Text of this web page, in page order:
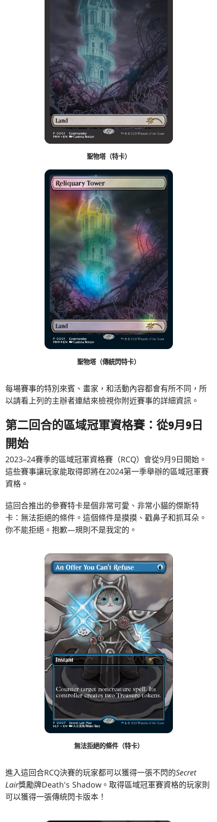
聖物塔（特卡）
聖物塔（傳統閃特卡）
每場賽事的特別來賓、畫家，和活動內容都會有所不同，所
以請看上列的主辦者連結來檢視你附近賽事的詳細資訊。
第二回合的區域冠軍資格賽：從9月9日
開始
2023–24賽季的區域冠軍資格賽（RCQ）會從9月9日開始。
這些賽事讓玩家能取得即將在2024第一季舉辦的區域冠軍賽
資格。
這回合推出的參賽特卡是個非常可愛、非常小貓的傑斯特
卡：無法拒絕的條件。這個條件是摸摸、戳鼻子和抓耳朵。
你不能拒絕。抱歉—規則不是我定的。
無法拒絕的條件（特卡）
進入這回合RCQ決賽的玩家都可以獲得一張不閃的Secret
Lair獎勵牌Death's Shadow。取得區域冠軍賽資格的玩家則
可以獲得一張傳統閃卡版本！